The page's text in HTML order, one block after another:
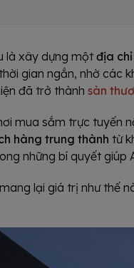
là xây dựng một địa
gian ngắn, nhờ các
đã trở thành sàn
mua sắm trực tuyến
hàng trung thành từ
những bí quyết giúp
lại giá trị như thế